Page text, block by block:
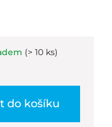
(> 10 ks)
do košíku